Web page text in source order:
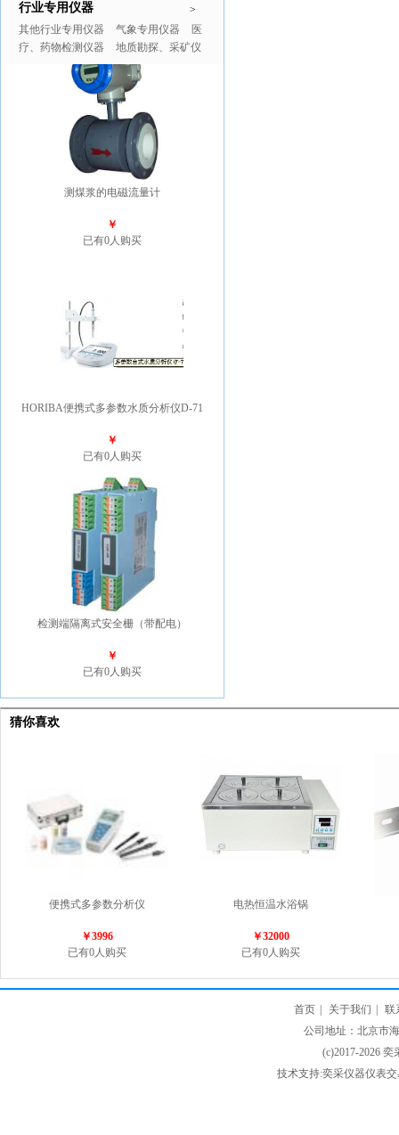
>
行业专用仪器
其他行业专用仪器 气象专用仪器
医
疗、药物检测仪器
地质勘探、采矿仪
推广商品 更多>>
测煤浆的电磁流量计
￥
已有0人购买
HORIBA便携式多参数水质分析仪D-71
￥
已有0人购买
检测端隔离式安全栅（带配电）
￥
已有0人购买
猜你喜欢
便携式多参数分析仪
￥3996
已有0人购买
电热恒温水浴锅
￥32000
已有0人购买
首页 关于我们
联
公司地址：北京市
(c)2017-2026
技术支持:奕采仪器仪表